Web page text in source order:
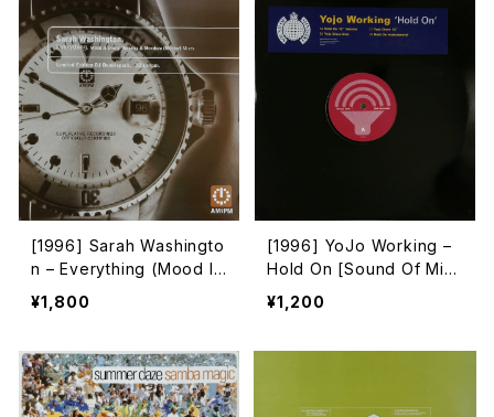
[1996] Sarah Washingto
n – Everything (Mood II
Swing / Torrales & Men
doza (Mentor) Mixes)
¥1,800
[1996] YoJo Working –
Hold On [Sound Of Mini
stry][2枚組][PROMO]
¥1,200